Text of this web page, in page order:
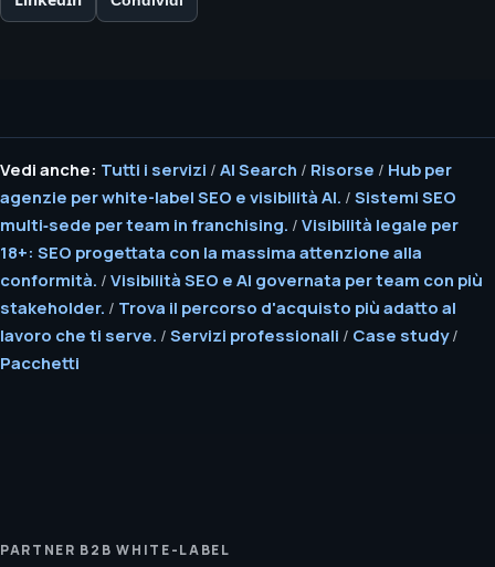
Vedi anche: Tutti i servizi / AI Search / Risorse / Hub per
agenzie per white-label SEO e visibilità AI. / Sistemi SEO
multi‑sede per team in franchising. / Visibilità legale per
18+: SEO progettata con la massima attenzione alla
conformità. / Visibilità SEO e AI governata per team con più
stakeholder. / Trova il percorso d'acquisto più adatto al
lavoro che ti serve. / Servizi professionali / Case study/
Pacchetti
PARTNER B2B WHITE-LABEL